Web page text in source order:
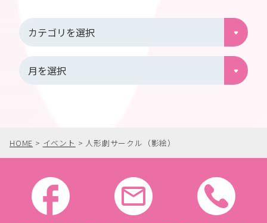
HOME > イベント > 人形劇サークル（影絵）